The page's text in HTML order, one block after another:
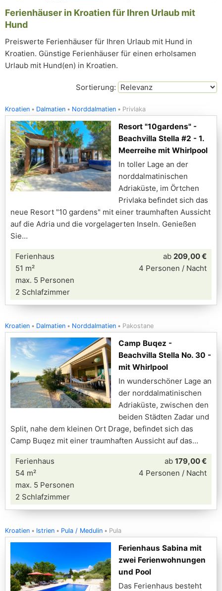
Ferienhäuser in Kroatien für Ihren Urlaub mit
Hund
Preiswerte Ferienhäuser für Ihren Urlaub mit Hund in
Kroatien. Günstige Ferienhäuser für einen erholsamen
Urlaub mit Hund(en) in Kroatien.
Sortierung:
Kroatien Dalmatien Norddalmatien Privlaka
Resort "10gardens" -
Beachvilla Stella #2 - 1.
Meerreihe mit Whirlpool
In toller Lage an der
norddalmatinischen
Adriaküste, im Örtchen
Privlaka befindet sich das
neue Resort "10 gardens" mit einer traumhaften Aussicht
auf die Adria und die vorgelagerten Inseln. Genießen
Sie
Ferienhaus
51 m²
max. 5 Personen
2 Schlafzimmer
ab 209,00 €
4 Personen / Nacht
Kroatien Dalmatien Norddalmatien Pakostane
Camp Buqez -
Beachvilla Stella No. 30 -
mit Whirlpool
In wunderschöner Lage an
der norddalmatinischen
Adriaküste, zwischen den
beiden Städten Zadar und
Split, nahe dem kleinen Ort Drage, befindet sich das
Camp Buqez mit einer traumhaften Aussicht auf das
Ferienhaus
54 m²
max. 5 Personen
2 Schlafzimmer
ab 179,00 €
4 Personen / Nacht
Kroatien Istrien Pula / Medulin Pula
Ferienhaus Sabina mit
zwei Ferienwohnungen
und Pool
Das Ferienhaus besteht